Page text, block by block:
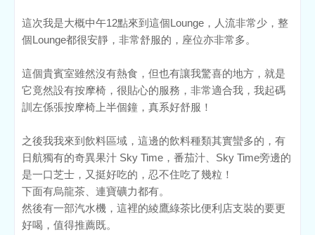
這次我是大概中午12點來到這個Lounge，人流非常少，整
個Lounge都很安靜，非常舒服的，座位亦非常多。
這個貴賓室雖然沒有熱食，但也有讓我驚喜的地方，就是
它竟然設有按摩椅，很貼心的服務，非常適合我，我起碼
訓左係張按摩椅上半個鐘，真系好舒服！
之後我我來到飲料區域，這邊的飲料種類其實蠻多的，有
日航獨有的奇異果汁 Sky Time，番茄汁、Sky Time旁邊的
是一口芝士，又挺好吃的，忍不住吃了幾粒！
下面有烏龍茶、連寶礦力都有。
然後有一部汽水機，這裡的綾鷹綠茶比便利店支裝的要更
好喝，值得推薦既。